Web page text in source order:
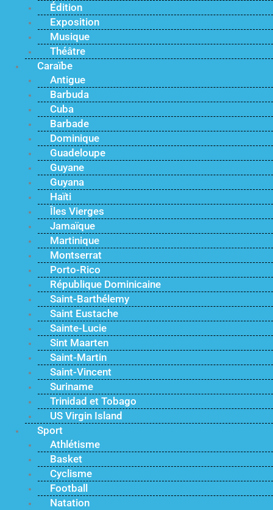
Édition
Exposition
Musique
Théâtre
Caraïbe
Antigue
Barbuda
Cuba
Barbade
Dominique
Guadeloupe
Guyane
Guyana
Haïti
Îles Vierges
Jamaïque
Martinique
Montserrat
Porto-Rico
République Dominicaine
Saint-Barthélemy
Saint Eustache
Sainte-Lucie
Sint Maarten
Saint-Martin
Saint-Vincent
Suriname
Trinidad et Tobago
US Virgin Island
Sport
Athlétisme
Basket
Cyclisme
Football
Natation